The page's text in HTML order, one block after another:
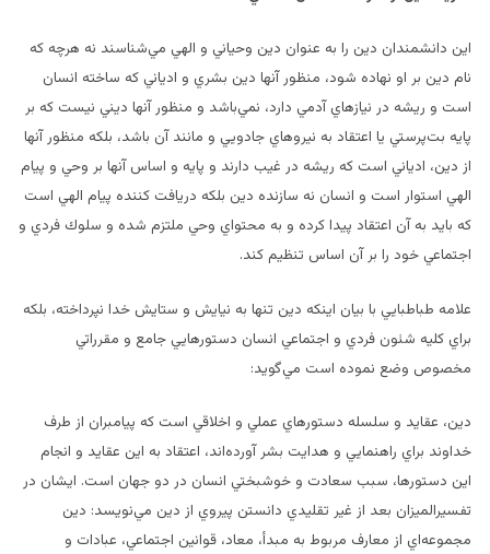
اين دانشمندان دين را به عنوان دين وحياني و الهي مي‌شناسند نه هرچه كه
نام دين بر او نهاده شود، منظور آنها دين بشري و ادياني كه ساخته انسان
است و ريشه در نيازهاي آدمي دارد، نمي‌باشد و منظور آنها ديني نيست كه بر
پايه بت‌پرستي يا اعتقاد به نيروهاي جادويي و مانند آن باشد، بلكه منظور آنها
از دين، ادياني است كه ريشه در غيب دارند و پايه و اساس آنها بر وحي و پيام
الهي استوار است و انسان نه سازنده دين بلكه دريافت كننده پيام الهي است
كه بايد به آن اعتقاد پيدا كرده و به محتواي وحي ملتزم شده و سلوك فردي و
اجتماعي خود را بر آن اساس تنظيم كند.
علامه طباطبايي با بيان اينكه دين تنها به نيايش و ستايش خدا نپرداخته، بلكه
براي كليه شئون فردي و اجتماعي انسان دستورهايي جامع و مقرراتي
مخصوص وضع نموده است مي‌گويد:
دين، عقايد و سلسله دستورهاي عملي و اخلاقي است كه پيامبران از طرف
خداوند براي راهنمايي و هدايت بشر آورده‌اند، اعتقاد به اين عقايد و انجام
اين دستورها، سبب سعادت و خوشبختي انسان در دو جهان است. ايشان در
تفسيرالميزان بعد از غير تقليدي دانستن پيروي از دين مي‌نويسد: دين
مجموعه‌اي از معارف مربوط به مبدأ، معاد، قوانين اجتماعي،‌ عبادات و